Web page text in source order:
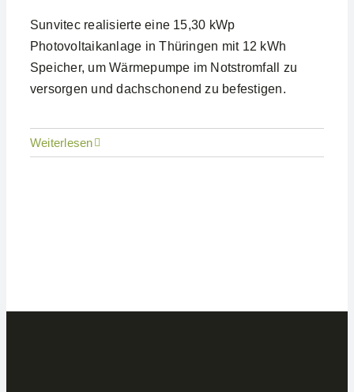
Sunvitec realisierte eine 15,30 kWp
Photovoltaikanlage in Thüringen mit 12 kWh
Speicher, um Wärmepumpe im Notstromfall zu
versorgen und dachschonend zu befestigen.
Weiterlesen